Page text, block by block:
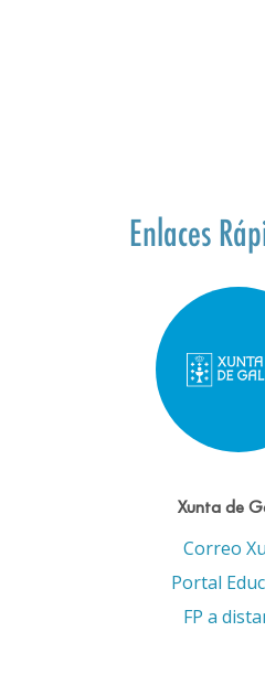
Enlaces
Xunta de
Correo
Portal
FP a